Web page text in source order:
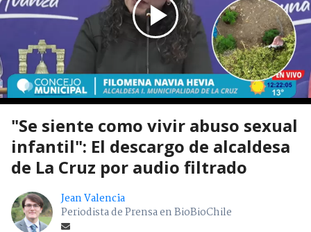
"Se siente como vivir abuso sexual
infantil": El descargo de alcaldesa
de La Cruz por audio filtrado
Jean Valencia
Periodista de Prensa en BioBioChile